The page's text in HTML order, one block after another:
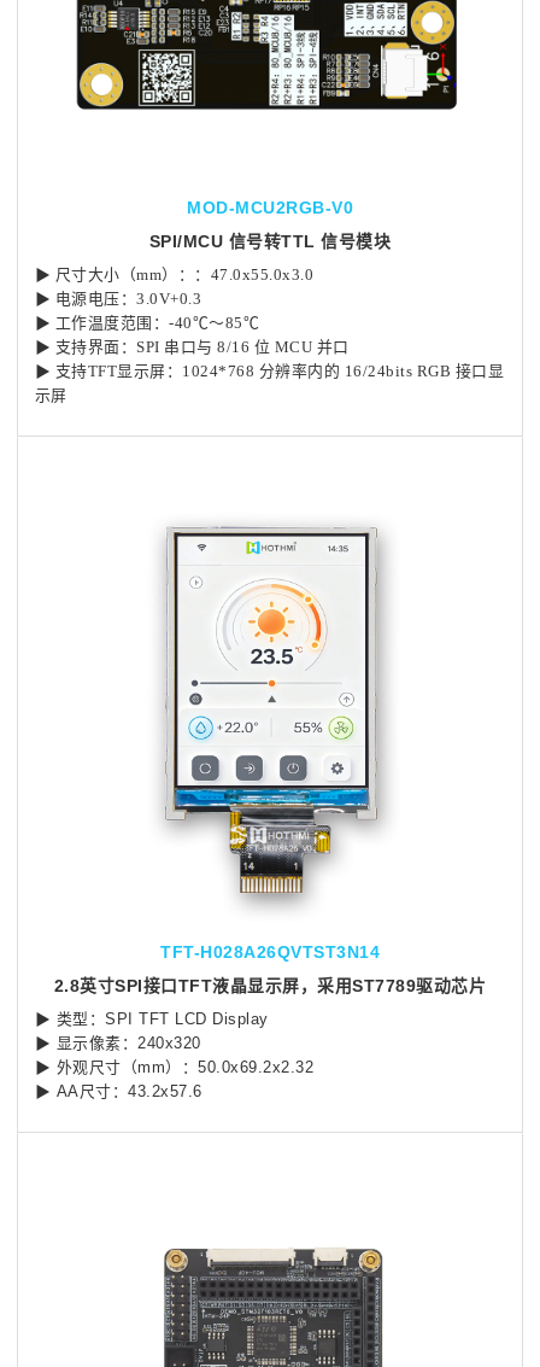
MOD-MCU2RGB-V0
SPI/MCU 信号转TTL 信号模块
▶ 尺寸大小（mm）：
：47.0x55.0x3.0
▶ 电源电压：3.0V+0.3
▶ 工作温度范围：-40℃～85℃
▶ 支持界面：SPI 串口与 8/16 位 MCU 并口
▶ 支持TFT显示屏：1024*768 分辨率内的 16/24bits RGB 接口显
示屏
TFT-H028A26QVTST3N14
2.8英寸SPI接口TFT液晶显示屏，采用ST7789驱动芯片
▶ 类型：SPI TFT LCD Display
▶ 显示像素：240x320
▶ 外观尺寸（mm）：50.0x69.2x2.32
▶ AA尺寸：43.2x57.6